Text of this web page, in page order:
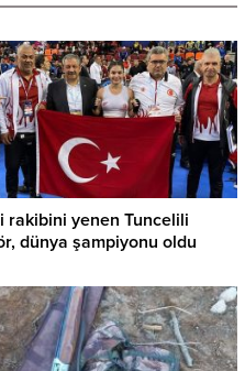
rakibini yenen Tuncelili
dünya şampiyonu oldu